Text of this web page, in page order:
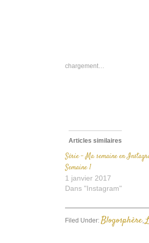
chargement…
Articles similaires
Série – Ma semaine en
Semaine 1
1 janvier 2017
Dans "Instagram"
Filed Under: Blogosphère,